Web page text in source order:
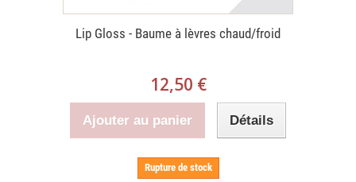
Lip Gloss - Baume à lèvres chaud/froid
12,50 €
Ajouter au panier Détails
Rupture de stock